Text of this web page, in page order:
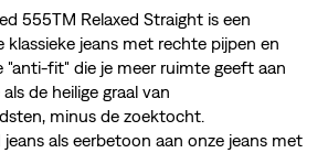
555TM Relaxed Straight is een
klassieke jeans met rechte pijpen en
"anti-fit" die je meer ruimte geeft aan
de heilige graal van
minus de zoektocht.
als eerbetoon aan onze jeans met